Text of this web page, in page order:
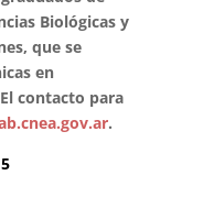
Biológicas y
que se
en
contacto para
.